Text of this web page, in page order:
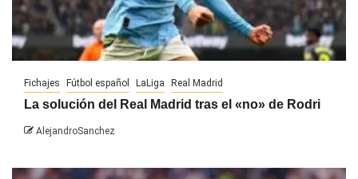
Fichajes Fútbol español LaLiga Real Madrid
La solución del Real Madrid tras el «no» de Rodri
AlejandroSanchez